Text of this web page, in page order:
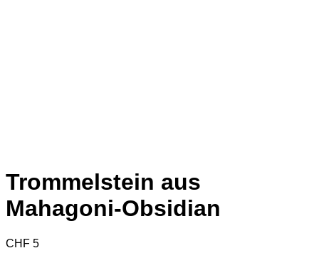
Trommelstein aus
Mahagoni-Obsidian
CHF 5